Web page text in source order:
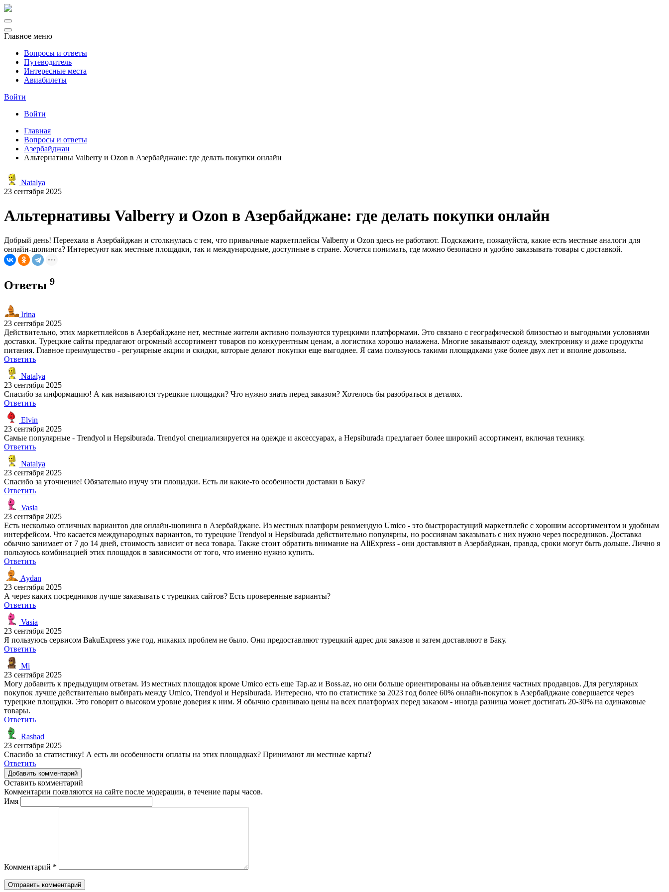
Главное меню
Вопросы и ответы
Путеводитель
Интересные места
Авиабилеты
Войти
Войти
Главная
Вопросы и ответы
Азербайджан
Альтернативы Valberry и Ozon в Азербайджане: где делать покупки онлайн
Natalya
23 сентября 2025
Альтернативы Valberry и Ozon в Азербайджане: где делать покупки онлайн
Добрый день! Переехала в Азербайджан и столкнулась с тем, что привычные маркетплейсы Valberry и Ozon здесь не работают. Подскажите, пожалуйста, какие есть местные аналоги для
онлайн-шопинга? Интересуют как местные площадки, так и международные, доступные в стране. Хочется понимать, где можно безопасно и удобно заказывать товары с доставкой.
Ответы 9
Irina
23 сентября 2025
Действительно, этих маркетплейсов в Азербайджане нет, местные жители активно пользуются турецкими платформами. Это связано с географической близостью и выгодными условиями
доставки. Турецкие сайты предлагают огромный ассортимент товаров по конкурентным ценам, а логистика хорошо налажена. Многие заказывают одежду, электронику и даже продукты
питания. Главное преимущество - регулярные акции и скидки, которые делают покупки еще выгоднее. Я сама пользуюсь такими площадками уже более двух лет и вполне довольна.
Ответить
Natalya
23 сентября 2025
Спасибо за информацию! А как называются турецкие площадки? Что нужно знать перед заказом? Хотелось бы разобраться в деталях.
Ответить
Elvin
23 сентября 2025
Самые популярные - Trendyol и Hepsiburada. Trendyol специализируется на одежде и аксессуарах, а Hepsiburada предлагает более широкий ассортимент, включая технику.
Ответить
Natalya
23 сентября 2025
Спасибо за уточнение! Обязательно изучу эти площадки. Есть ли какие-то особенности доставки в Баку?
Ответить
Vasia
23 сентября 2025
Есть несколько отличных вариантов для онлайн-шопинга в Азербайджане. Из местных платформ рекомендую Umico - это быстрорастущий маркетплейс с хорошим ассортиментом и удобным
интерфейсом. Что касается международных вариантов, то турецкие Trendyol и Hepsiburada действительно популярны, но россиянам заказывать с них нужно через посредников. Доставка
обычно занимает от 7 до 14 дней, стоимость зависит от веса товара. Также стоит обратить внимание на AliExpress - они доставляют в Азербайджан, правда, сроки могут быть дольше. Лично я
пользуюсь комбинацией этих площадок в зависимости от того, что именно нужно купить.
Ответить
Aydan
23 сентября 2025
А через каких посредников лучше заказывать с турецких сайтов? Есть проверенные варианты?
Ответить
Vasia
23 сентября 2025
Я пользуюсь сервисом BakuExpress уже год, никаких проблем не было. Они предоставляют турецкий адрес для заказов и затем доставляют в Баку.
Ответить
Mi
23 сентября 2025
Могу добавить к предыдущим ответам. Из местных площадок кроме Umico есть еще Tap.az и Boss.az, но они больше ориентированы на объявления частных продавцов. Для регулярных
покупок лучше действительно выбирать между Umico, Trendyol и Hepsiburada. Интересно, что по статистике за 2023 год более 60% онлайн-покупок в Азербайджане совершается через
турецкие площадки. Это говорит о высоком уровне доверия к ним. Я обычно сравниваю цены на всех платформах перед заказом - иногда разница может достигать 20-30% на одинаковые
товары.
Ответить
Rashad
23 сентября 2025
Спасибо за статистику! А есть ли особенности оплаты на этих площадках? Принимают ли местные карты?
Ответить
Добавить комментарий
Оставить комментарий
Комментарии появляются на сайте после модерации, в течение пары часов.
Имя
Комментарий *